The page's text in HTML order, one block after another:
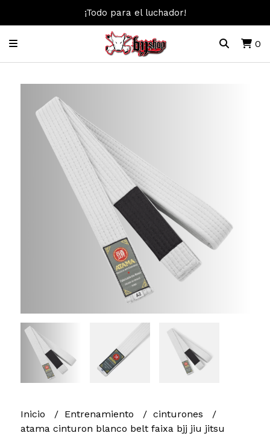
¡Todo para el luchador!
0
Inicio Entrenamiento
cinturones
atama cinturon blanco belt faixa bjj jiu jitsu